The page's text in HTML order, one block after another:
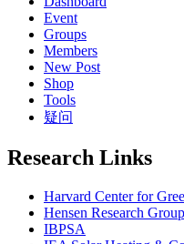
Event
Groups
Members
New Post
Shop
Tools
疑问
Research Links
Harvard Center for
Hensen Research Group
IBPSA